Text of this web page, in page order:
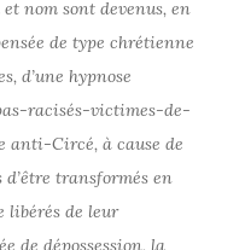
nom sont devenus, en
de type chrétienne
d’une hypnose
racisés-victimes-de-
anti-Circé, à cause de
d’être transformés en
libérés de leur
de dépossession, la